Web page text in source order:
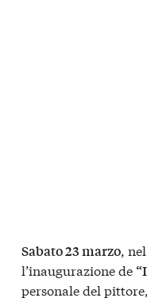
Sabato 23 marzo,
l’inaugurazione de
personale del pittore,